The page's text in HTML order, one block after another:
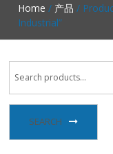
联系我们
Home / 产品 /
Industrial”
SEARCH